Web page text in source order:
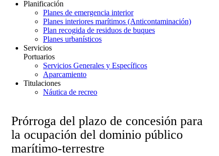
Planificación
Planes de emergencia interior
Planes interiores marítimos (Anticontaminación)
Plan recogida de residuos de buques
Planes urbanísticos
Servicios
Portuarios
Servicios Generales y Específicos
Aparcamiento
Titulaciones
Náutica de recreo
Prórroga del plazo de concesión para
la ocupación del dominio público
marítimo-terrestre